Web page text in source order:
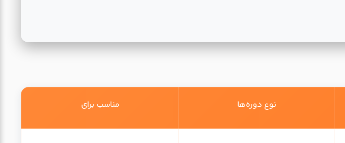
نوع دوره‌ها مناسب برای